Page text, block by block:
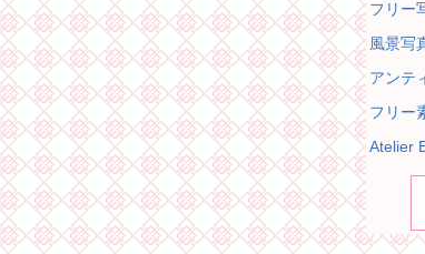
フリー
風景写
アンテ
フリー
Atelier